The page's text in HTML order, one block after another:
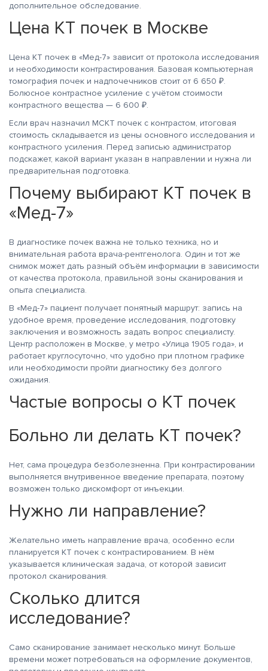
дополнительное обследование.
Цена КТ почек в Москве
Цена КТ почек в «Мед-7» зависит от протокола исследования
и необходимости контрастирования. Базовая компьютерная
томография почек и надпочечников стоит от 6 650 ₽.
Болюсное контрастное усиление с учётом стоимости
контрастного вещества — 6 600 ₽.
Если врач назначил МСКТ почек с контрастом, итоговая
стоимость складывается из цены основного исследования и
контрастного усиления. Перед записью администратор
подскажет, какой вариант указан в направлении и нужна ли
предварительная подготовка.
Почему выбирают КТ почек в
«Мед-7»
В диагностике почек важна не только техника, но и
внимательная работа врача-рентгенолога. Один и тот же
снимок может дать разный объём информации в зависимости
от качества протокола, правильной зоны сканирования и
опыта специалиста.
В «Мед-7» пациент получает понятный маршрут: запись на
удобное время, проведение исследования, подготовку
заключения и возможность задать вопрос специалисту.
Центр расположен в Москве, у метро «Улица 1905 года», и
работает круглосуточно, что удобно при плотном графике
или необходимости пройти диагностику без долгого
ожидания.
Частые вопросы о КТ почек
Больно ли делать КТ почек?
Нет, сама процедура безболезненна. При контрастировании
выполняется внутривенное введение препарата, поэтому
возможен только дискомфорт от инъекции.
Нужно ли направление?
Желательно иметь направление врача, особенно если
планируется КТ почек с контрастированием. В нём
указывается клиническая задача, от которой зависит
протокол сканирования.
Сколько длится
исследование?
Само сканирование занимает несколько минут. Больше
времени может потребоваться на оформление документов,